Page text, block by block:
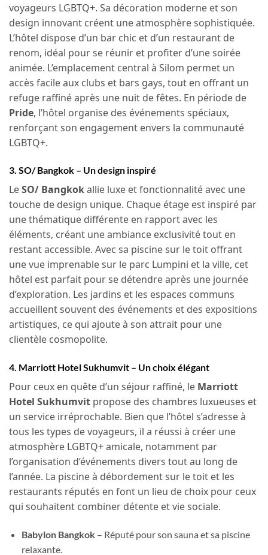
voyageurs LGBTQ+. Sa décoration moderne et son
design innovant créent une atmosphère sophistiquée.
L’hôtel dispose d’un bar chic et d’un restaurant de
renom, idéal pour se réunir et profiter d’une soirée
animée. L’emplacement central à Silom permet un
accès facile aux clubs et bars gays, tout en offrant un
refuge raffiné après une nuit de fêtes. En période de
Pride, l’hôtel organise des événements spéciaux,
renforçant son engagement envers la communauté
LGBTQ+.
3. SO/ Bangkok – Un design inspiré
LeSO/ Bangkokallie luxe et fonctionnalité avec une
touche de design unique. Chaque étage est inspiré par
une thématique différente en rapport avec les
éléments, créant une ambiance exclusivité tout en
restant accessible. Avec sa piscine sur le toit offrant
une vue imprenable sur le parc Lumpini et la ville, cet
hôtel est parfait pour se détendre après une journée
d’exploration. Les jardins et les espaces communs
accueillent souvent des événements et des expositions
artistiques, ce qui ajoute à son attrait pour une
clientèle cosmopolite.
4. Marriott Hotel Sukhumvit – Un choix élégant
Pour ceux en quête d’un séjour raffiné, le Marriott
Hotel Sukhumvit propose des chambres luxueuses et
un service irréprochable. Bien que l’hôtel s’adresse à
tous les types de voyageurs, il a réussi à créer une
atmosphère LGBTQ+ amicale, notamment par
l’organisation d’événements divers tout au long de
l’année. La piscine à débordement sur le toit et les
restaurants réputés en font un lieu de choix pour ceux
qui souhaitent combiner détente et vie sociale.
Babylon Bangkok– Réputé pour son sauna et sa piscine
relaxante.